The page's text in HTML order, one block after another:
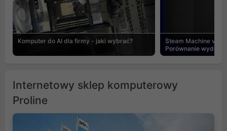
Komputer do AI dla firmy - jaki wybrać?
Steam Machine vs
Porównanie
Internetowy sklep komputerowy
Proline